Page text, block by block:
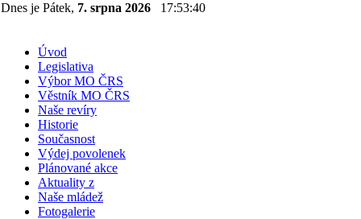
Dnes je Pátek, 7. srpna 2026 17:53:40
Úvod
Legislativa
Výbor MO ČRS
Věstník MO ČRS
Naše revíry
Historie
Současnost
Výdej povolenek
Plánované akce
Aktuality z
Naše mládež
Fotogalerie